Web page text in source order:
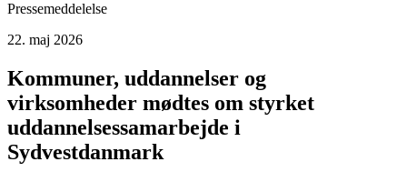
Pressemeddelelse
22. maj 2026
Kommuner, uddannelser og
virksomheder mødtes om styrket
uddannelsessamarbejde i
Sydvestdanmark